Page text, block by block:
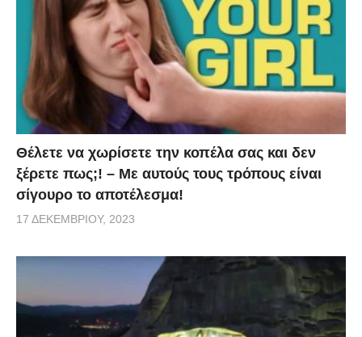
Θέλετε να χωρίσετε την κοπέλα σας και δεν
ξέρετε πως;! – Με αυτούς τους τρόπους είναι
σίγουρο το αποτέλεσμα!
17 ΔΕΚΕΜΒΡΊΟΥ, 2023